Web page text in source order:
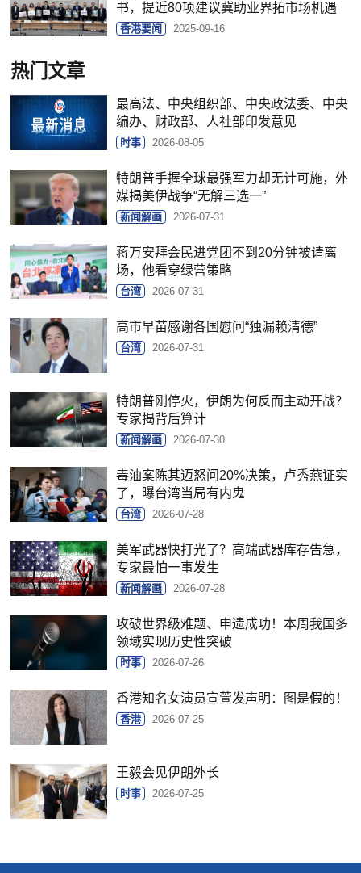
书，提近80项建议冀助业界拓市场机遇
香港要闻 2025-09-16
热门文章
最高法、中央组织部、中央政法委、中央
编办、财政部、人社部印发意见
时事 2026-08-05
特朗普手握全球最强军力却无计可施，外
媒揭美伊战争“无解三选一”
新闻解画 2026-07-31
蒋万安拜会民进党团不到20分钟被请离
场，他看穿绿营策略
台湾 2026-07-31
高市早苗感谢各国慰问“独漏赖清德”
台湾 2026-07-31
特朗普刚停火，伊朗为何反而主动开战？
专家揭背后算计
新闻解画 2026-07-30
毒油案陈其迈怒问20%决策，卢秀燕证实
了，曝台湾当局有内鬼
台湾 2026-07-28
美军武器快打光了？高端武器库存告急，
专家最怕一事发生
新闻解画 2026-07-28
攻破世界级难题、申遗成功！本周我国多
领域实现历史性突破
时事 2026-07-26
香港知名女演员宣萱发声明：图是假的！
香港 2026-07-25
王毅会见伊朗外长
时事 2026-07-25